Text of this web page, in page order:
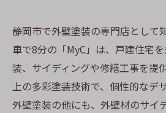
静岡市で外壁塗装の専門店として
車で8分の「MyC」は、戸建住宅
装、サイディングや修繕工事を提
上の多彩塗装技術で、個性的なデ
外壁塗装の他にも、外壁材のサイ